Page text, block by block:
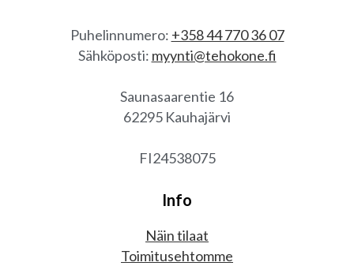
Puhelinnumero: +358 44 770 36 07
Sähköposti: myynti@tehokone.fi
Saunasaarentie 16
62295 Kauhajärvi
FI24538075
Info
Näin tilaat
Toimitusehtomme